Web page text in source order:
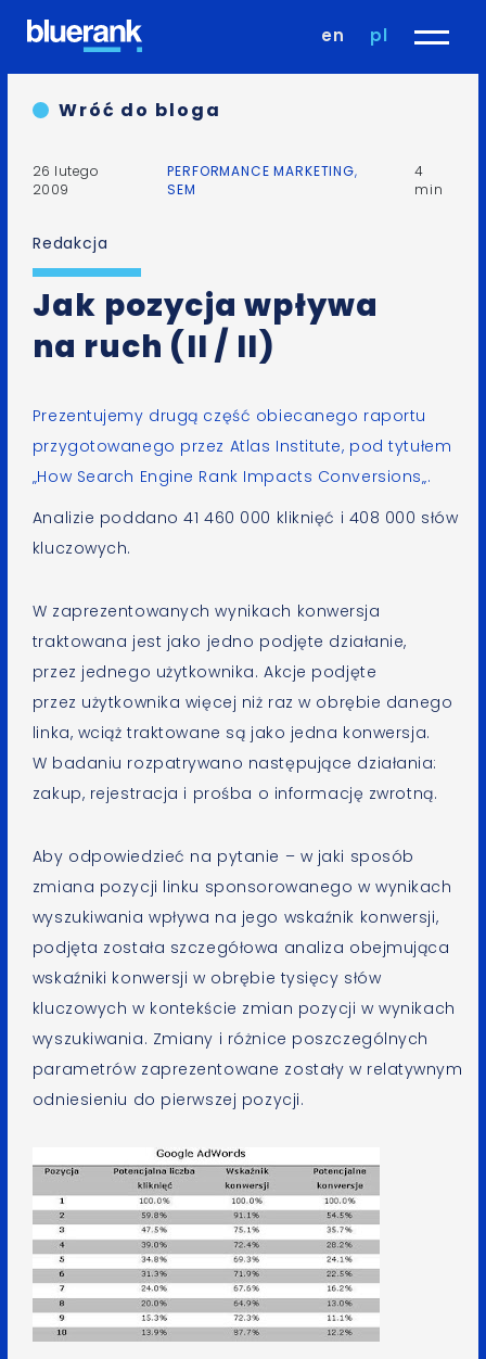
en pl
Wróć do bloga
26 lutego
2009
PERFORMANCE MARKETING,
SEM
4
min
Redakcja
Jak pozycja wpływa
na ruch (II / II)
Prezentujemy drugą część obiecanego raportu
przygotowanego przez Atlas Institute, pod tytułem
„How Search Engine Rank Impacts Conversions„.
Analizie poddano 41 460 000 kliknięć i 408 000 słów
kluczowych.
W zaprezentowanych wynikach konwersja
traktowana jest jako jedno podjęte działanie,
przez jednego użytkownika. Akcje podjęte
przez użytkownika więcej niż raz w obrębie danego
linka, wciąż traktowane są jako jedna konwersja.
W badaniu rozpatrywano następujące działania:
zakup, rejestracja i prośba o informację zwrotną.
Aby odpowiedzieć na pytanie – w jaki sposób
zmiana pozycji linku sponsorowanego w wynikach
wyszukiwania wpływa na jego wskaźnik konwersji,
podjęta została szczegółowa analiza obejmująca
wskaźniki konwersji w obrębie tysięcy słów
kluczowych w kontekście zmian pozycji w wynikach
wyszukiwania. Zmiany i różnice poszczególnych
parametrów zaprezentowane zostały w relatywnym
odniesieniu do pierwszej pozycji.